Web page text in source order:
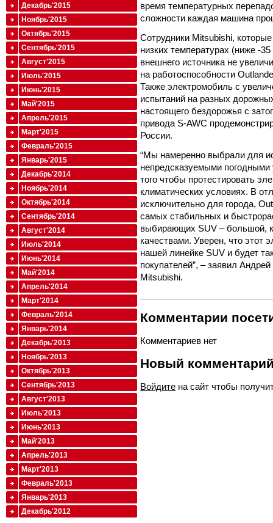
время температурных
сложности каждая машина
Сотрудники Mitsubishi,
низких температурах (ниже -
внешнего источника не
на работоспособности
Также электромобиль с
испытаний на разных
настоящего бездорожья с
привода S-AWC
России.
“Мы намеренно выбрали для
непредсказуемыми
того чтобы протестировать
климатических условиях. В
исключительно для города,
самых стабильных и
выбирающих SUV – большой,
качествами. Уверен, что этот
нашей линейке SUV и будет
покупателей”, – заявил
Mitsubishi.
Комментарии
Комментариев нет
Новый
Войдите на сайт чтобы
Декабрь'2015
Ноябрь'2015
Октябрь'2015
Сентябрь'2015
Август'2015
Июль'2015
Июнь'2015
Май'2015
Апрель'2015
Март'2015
Февраль'2015
Январь'2015
Декабрь'2014
Ноябрь'2014
Октябрь'2014
Сентябрь'2014
Август'2014
Июль'2014
Июнь'2014
Май'2014
Апрель'2014
Март'2014
Февраль'2014
Январь'2014
Декабрь'2013
Ноябрь'2013
Октябрь'2013
Сентябрь'2013
Август'2013
Июль'2013
Июнь'2013
Май'2013
Апрель'2013
Март'2013
Февраль'2013
Январь'2013
Декабрь'2012